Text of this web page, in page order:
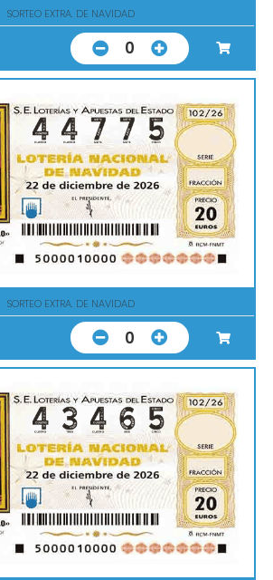
SORTEO EXTRA. DE NAVIDAD
0
SORTEO EXTRA. DE NAVIDAD
0